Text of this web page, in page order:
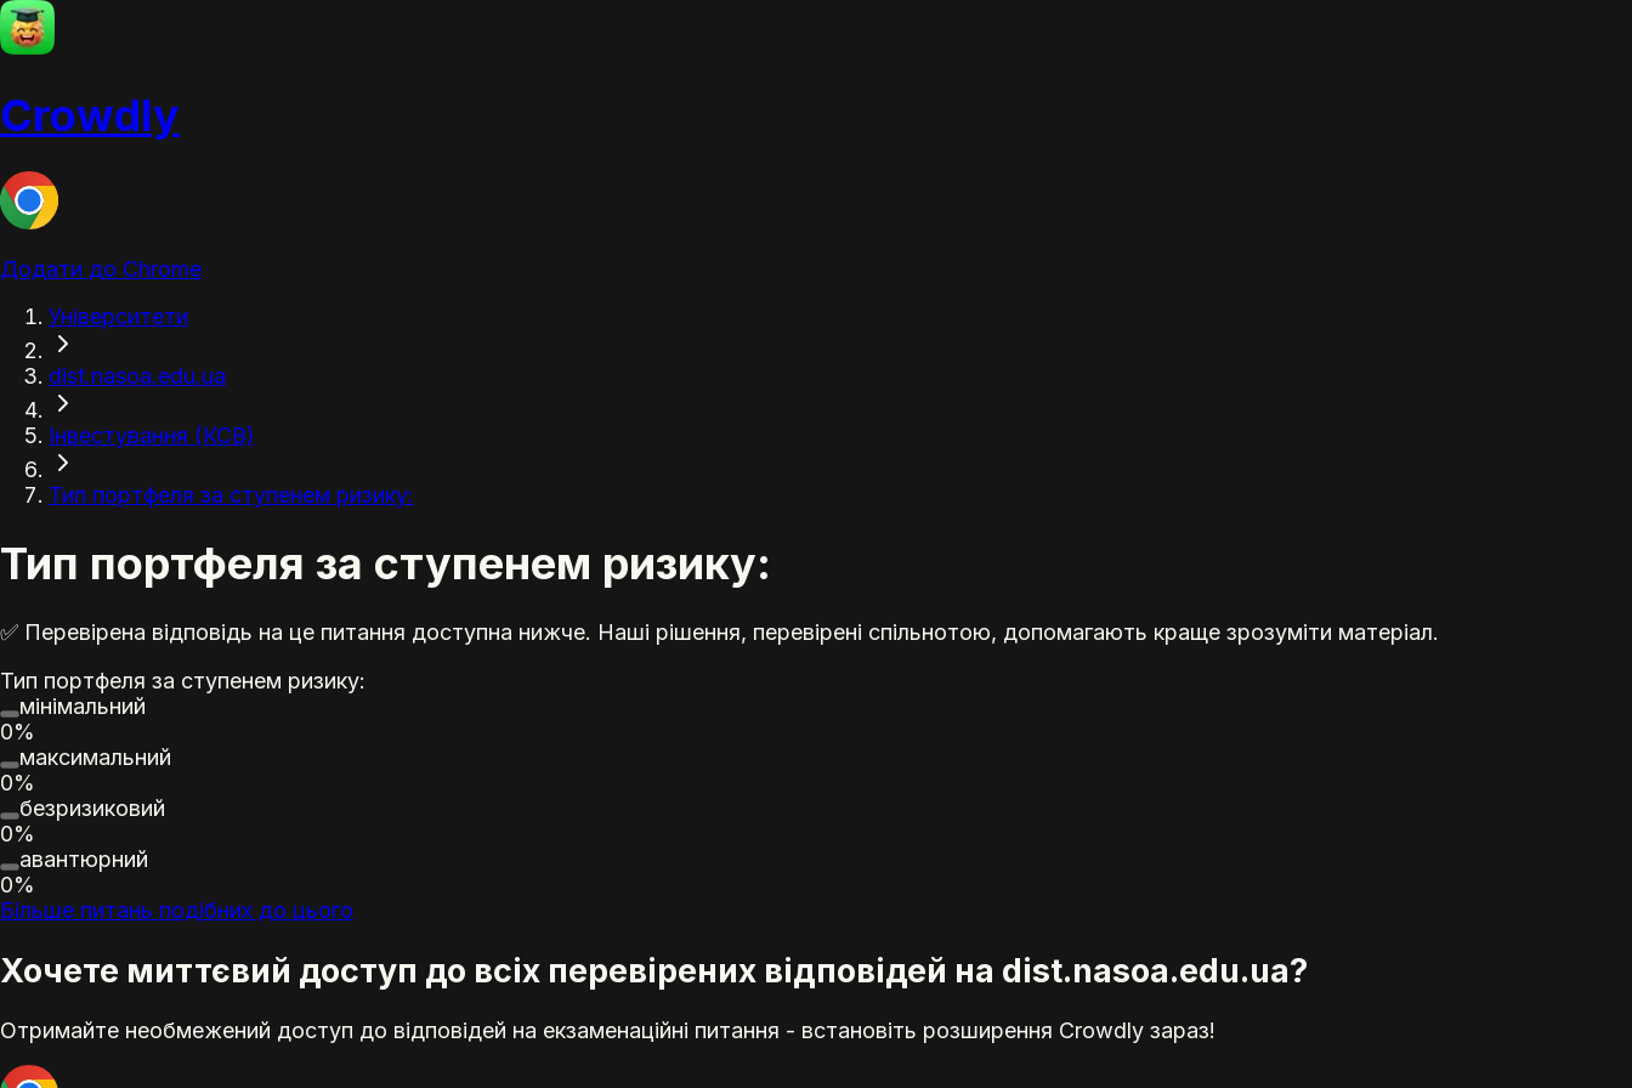
Crowdly
Додати до Chrome
Університети
dist.nasoa.edu.ua
Інвестування (КСВ)
Тип портфеля за ступенем ризику:
Тип портфеля за ступенем ризику:
✅ Перевірена відповідь на це питання доступна нижче. Наші рішення, перевірені спільнотою, допомагають краще зрозуміти матеріал.
Тип портфеля за ступенем ризику:
мінімальний
0%
максимальний
0%
безризиковий
0%
авантюрний
0%
Більше питань подібних до цього
Хочете миттєвий доступ до всіх перевірених відповідей на dist.nasoa.edu.ua?
Отримайте необмежений доступ до відповідей на екзаменаційні питання - встановіть розширення Crowdly зараз!